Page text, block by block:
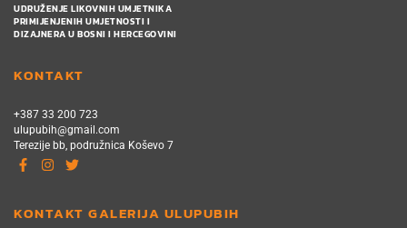
UDRUŽENJE LIKOVNIH UMJETNIKA
PRIMIJENJENIH UMJETNOSTI I
DIZAJNERA U BOSNI I HERCEGOVINI
KONTAKT
+387 33 200 723
ulupubih@gmail.com
Terezije bb, podružnica Koševo 7
KONTAKT GALERIJA ULUPUBIH